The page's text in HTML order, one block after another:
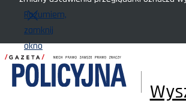
Rozumiem,
zamknij
okno